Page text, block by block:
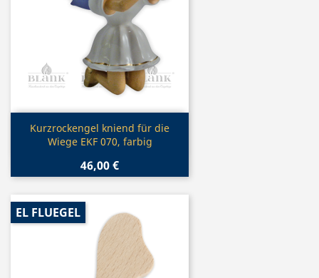
Vorschau
Kurzrockengel kniend für die
Wiege EKF 070, farbig
46,00 €
EL FLUEGEL